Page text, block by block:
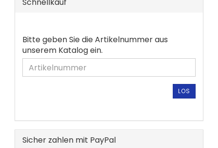
BITTE
GEBEN
SIE
DIE
EIN.
Bitte geben Sie die Artikelnummer aus
unserem Katalog ein.
LOS
Sicher zahlen mit PayPal